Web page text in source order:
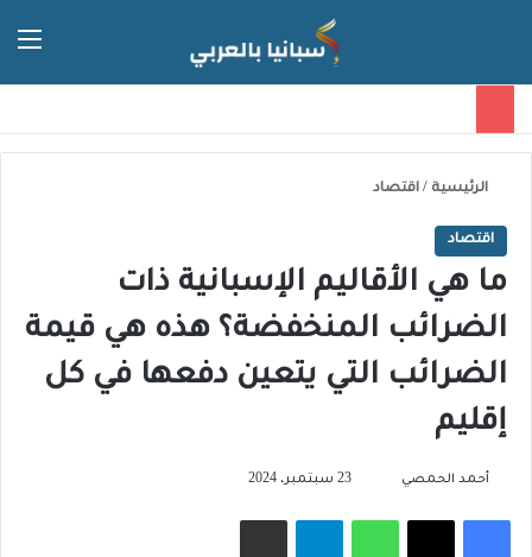
الرئيسية / اقتصاد
اقتصاد
ما هي الأقاليم الإسبانية ذات
الضرائب المنخفضة؟ هذه هي قيمة
الضرائب التي يتعين دفعها في كل
إقليم
أحمد الحمصي 23 سبتمبر، 2024
فيسبوك‫X واتساب تيلقرام مشاركة عبر البريد